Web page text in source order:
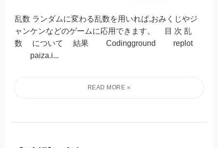
乱数 ランダムに変わる乱数を用いれば,おみくじやジ
ャンケンなどのゲームに応用できます。 目 次 乱
数 について 結果 Codingground replot
paiza.i...